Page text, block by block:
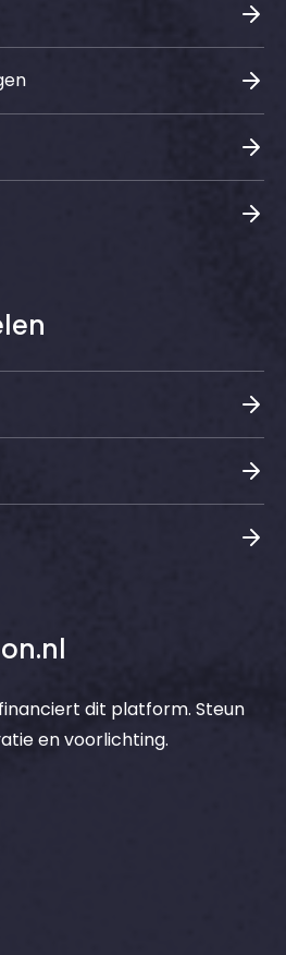
dit platform. Steun
en voorlichting.